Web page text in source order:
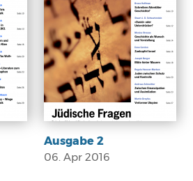
Ausgabe 2
06. Apr 2016